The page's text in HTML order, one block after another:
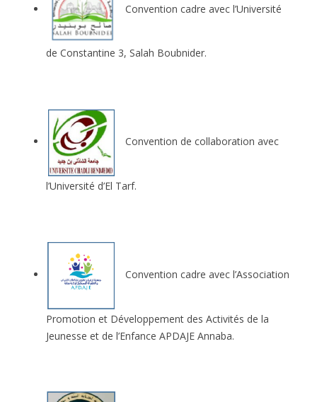
Convention cadre avec l’Université
de Constantine 3, Salah Boubnider.
Convention de collaboration avec
l’Université d’El Tarf.
Convention cadre avec l’Association
Promotion et Développement des Activités de la
Jeunesse et de l’Enfance APDAJE Annaba.